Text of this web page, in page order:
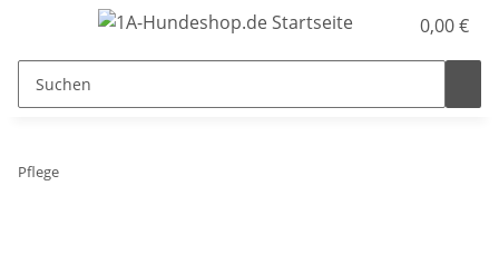
0,00 €
Pflege